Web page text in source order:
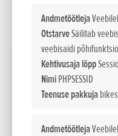
Andmetöötleja
OtstarveSäilitab
veebisaidi
Kehtivusaja lõpp
NimiPHPSESSID
Teenuse pakkuja
Andmetöötleja
SEADISTA
2026 GL1800 GOLD WING TOUR
kW / pmin